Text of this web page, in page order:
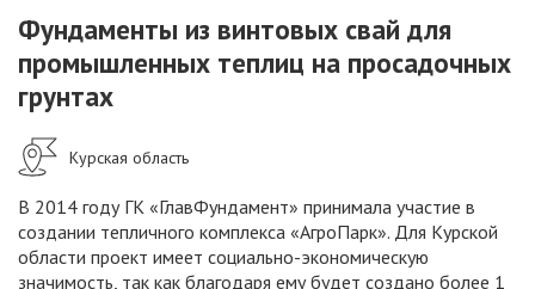
Фундаменты из винтовых свай для
промышленных теплиц на просадочных
грунтах
Курская область
В 2014 году ГК «ГлавФундамент» принимала участие в
создании тепличного комплекса «АгроПарк». Для Курской
области проект имеет социально-экономическую
значимость, так как благодаря ему будет создано более 1